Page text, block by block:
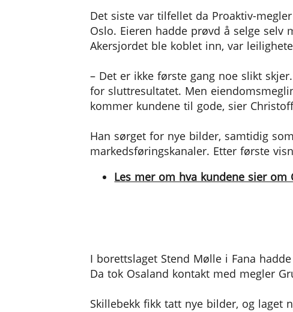
Det siste var tilfellet da Proaktiv-
Oslo. Eieren hadde prøvd å selge selv
Akersjordet ble koblet inn, var
– Det er ikke første gang noe slikt
for sluttresultatet. Men
kommer kundene til gode, sier
Han sørget for nye bilder, samtidig
markedsføringskanaler. Etter første
Les mer om hva kundene sier om
I borettslaget Stend Mølle i Fana
Da tok Osaland kontakt med megler
Skillebekk fikk tatt nye bilder, og laget